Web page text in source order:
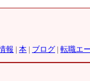
報 | 本 | ブログ | 転職エ